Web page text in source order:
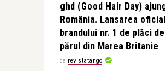
ghd (Good Hair Day)
România. Lansarea
brandului nr. 1 de plăci
părul din Marea Britanie
de revistatango